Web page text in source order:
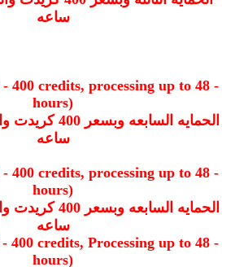
ساعه
- 400 credits, processing up to 48
hours)
ساعه
- 400 credits, processing up to 48
hours)
ساعه
400 credits, Processing up to 48
hours)